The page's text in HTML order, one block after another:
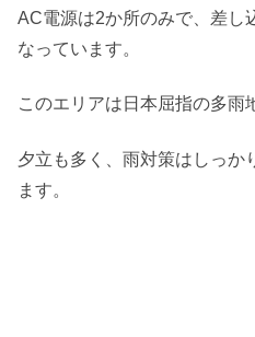
AC電源は2か所のみで、差し
なっています。
このエリアは日本屈指の多雨
夕立も多く、雨対策はしっか
ます。